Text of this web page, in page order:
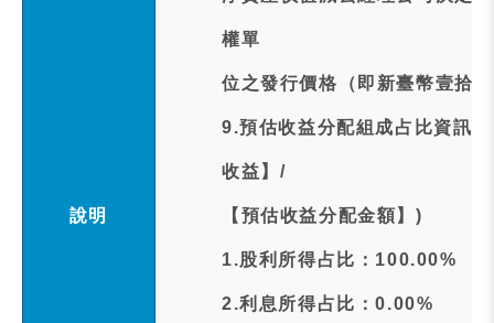
說明
權單
位之發行價格（即新臺幣壹拾
9.預估收益分配組成占比資訊
收益】/
【預估收益分配金額】)
1.股利所得占比：100.00%
2.利息所得占比：0.00%